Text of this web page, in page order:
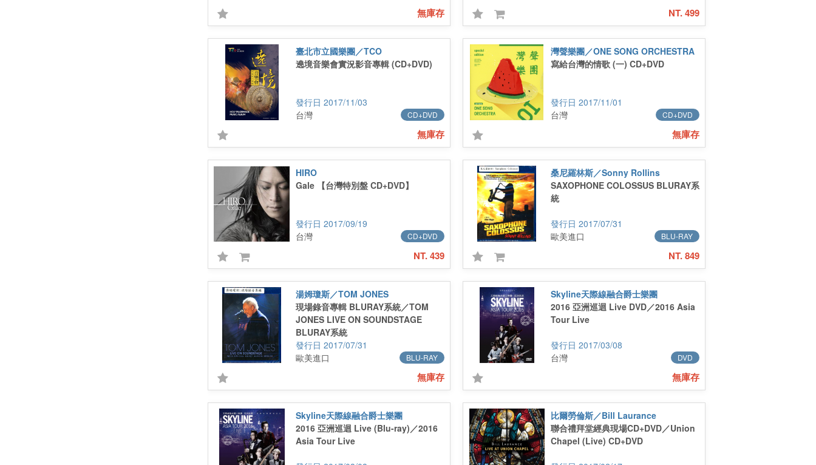
無庫存 NT. 499
臺北市立國樂團／TCO
遶境音樂會實況影音專輯 (CD+DVD)
2017/11/03
CD+DVD
台灣
無庫存
灣聲樂團／ONE SONG ORCHESTRA
寫給台灣的情歌 (一) CD+DVD
2017/11/01
CD+DVD
台灣
無庫存
HIRO
Gale 【台灣特別盤 CD+DVD】
2017/09/19
CD+DVD
台灣
NT. 439
桑尼羅林斯／Sonny Rollins
SAXOPHONE COLOSSUS BLURAY系
統
2017/07/31
BLU-RAY
歐美進口
NT. 849
湯姆瓊斯／TOM JONES
現場錄音專輯 BLURAY系統／TOM
JONES LIVE ON SOUNDSTAGE
BLURAY系統
2017/07/31
BLU-RAY
歐美進口
無庫存
Skyline天際線融合爵士樂團
2016 亞洲巡迴 Live DVD／2016 Asia
Tour Live
2017/03/08
DVD
台灣
無庫存
Skyline天際線融合爵士樂團
2016 亞洲巡迴 Live (Blu-ray)／2016
Asia Tour Live
比爾勞倫斯／Bill Laurance
聯合禮拜堂經典現場CD+DVD／Union
Chapel (Live) CD+DVD